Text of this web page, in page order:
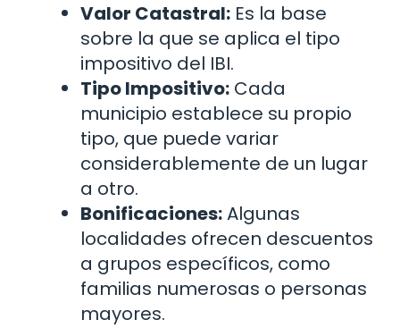
Valor Catastral: Es la base
sobre la que se aplica el tipo
impositivo del IBI.
Tipo Impositivo: Cada
municipio establece su propio
tipo, que puede variar
considerablemente de un lugar
a otro.
Bonificaciones:Algunas
localidades ofrecen descuentos
a grupos específicos, como
familias numerosas o personas
mayores.